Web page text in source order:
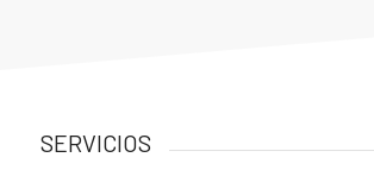
SERVICIOS